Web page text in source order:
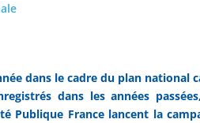
dans le cadre du plan national
dans les années
Publique France lancent la